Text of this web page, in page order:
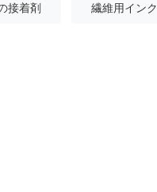
接着剤 繊維用インク